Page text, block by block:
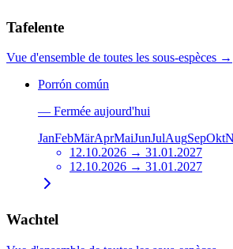
Tafelente
Vue d'ensemble de toutes les sous-espèces →
Porrón común
— Fermée aujourd'hui
JanFebMärAprMaiJunJulAugSepOkt
12.10.2026 → 31.01.2027
12.10.2026 → 31.01.2027
Wachtel